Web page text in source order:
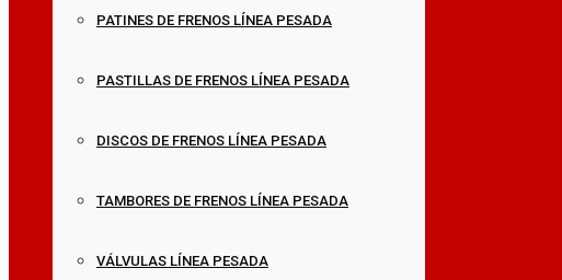
PATINES DE FRENOS LÍNEA PESADA
PASTILLAS DE FRENOS LÍNEA PESADA
DISCOS DE FRENOS LÍNEA PESADA
TAMBORES DE FRENOS LÍNEA PESADA
VÁLVULAS LÍNEA PESADA